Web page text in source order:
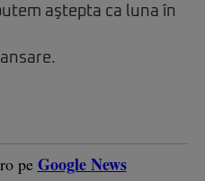
aştepta ca luna în
pe Google News